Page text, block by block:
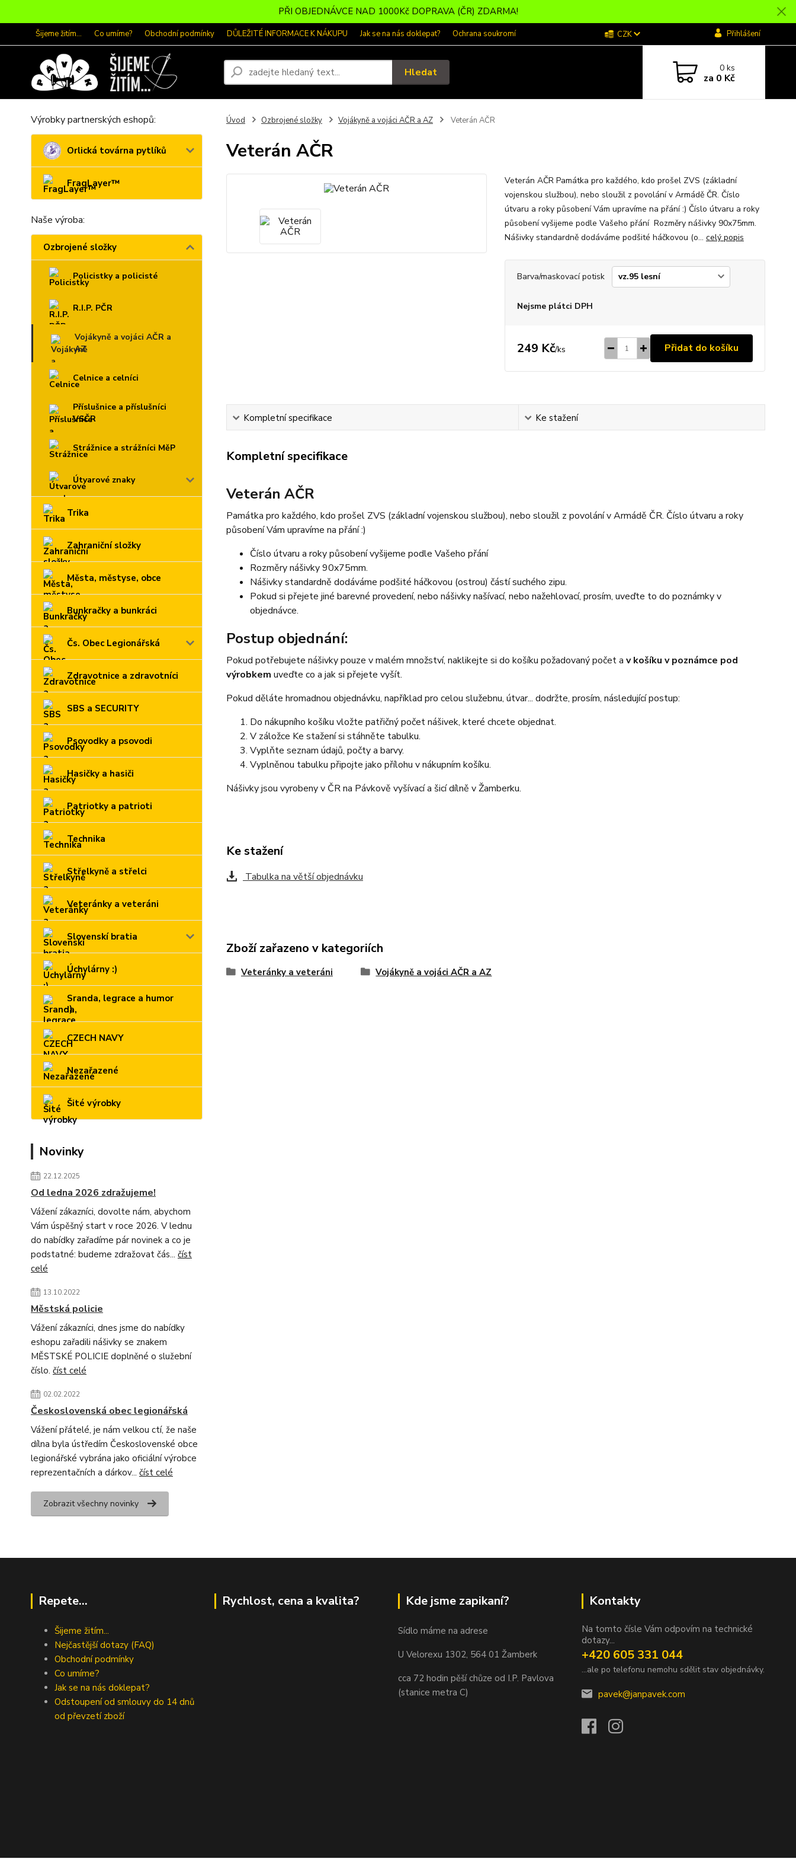
PŘI OBJEDNÁVCE NAD 1000Kč DOPRAVA (ČR) ZDARMA!
Šijeme žitím... Co umíme? Obchodní podmínky DŮLEŽITÉ INFORMACE K NÁKUPU Jak se na nás doklepat? Ochrana soukromí CZK Přihlášení
Hledat 0ks
za 0 Kč
Výrobky partnerských eshopů:
Orlická továrna pytlíků
FragLayer™
Naše výroba:
Ozbrojené složky
Policistky a policisté
R.I.P. PČR
Vojákyně a vojáci AČR a
AZ
Celnice a celníci
Příslušnice a příslušníci
VSČR
Strážnice a strážníci MěP
Útvarové znaky
Trika
Zahraniční složky
Města, městyse, obce
Bunkračky a bunkráci
Čs. Obec Legionářská
Zdravotnice a zdravotníci
SBS a SECURITY
Psovodky a psovodi
Hasičky a hasiči
Patriotky a patrioti
Technika
Střelkyně a střelci
Veteránky a veteráni
Slovenskí bratia
Úchylárny :)
Sranda, legrace a humor
:)
CZECH NAVY
Nezařazené
Šité výrobky
Novinky
22.12.2025
Od ledna 2026 zdražujeme!
Vážení zákazníci, dovolte nám, abychom
Vám úspěšný start v roce 2026. V lednu
do nabídky zařadíme pár novinek a co je
podstatné: budeme zdražovat čás... číst
celé
13.10.2022
Městská policie
Vážení zákazníci, dnes jsme do nabídky
eshopu zařadili nášivky se znakem
MĚSTSKÉ POLICIE doplněné o služební
číslo. číst celé
02.02.2022
Československá obec legionářská
Vážení přátelé, je nám velkou ctí, že naše
dílna byla ústředím Československé obce
legionářské vybrána jako oficiální výrobce
reprezentačních a dárkov... číst celé
Zobrazit všechny novinky
Úvod Ozbrojené složky Vojákyně a vojáci AČR a AZ Veterán AČR
Veterán AČR
Veterán AČR Památka pro každého, kdo prošel ZVS (základní
vojenskou službou), nebo sloužil z povolání v Armádě ČR. Číslo
útvaru a roky působení Vám upravíme na přání :) Číslo útvaru a roky
působení vyšijeme podle Vašeho přání Rozměry nášivky 90x75mm.
Nášivky standardně dodáváme podšité háčkovou (o... celý popis
Barva/maskovací potisk
Nejsme plátci DPH
249 Kč/ks Přidat do košíku
Kompletní specifikace Ke stažení
Kompletní specifikace
Veterán AČR
Památka pro každého, kdo prošel ZVS (základní vojenskou službou), nebo sloužil z povolání v Armádě ČR. Číslo útvaru a roky
působení Vám upravíme na přání :)
Číslo útvaru a roky působení vyšijeme podle Vašeho přání
Rozměry nášivky 90x75mm.
Nášivky standardně dodáváme podšité háčkovou (ostrou) částí suchého zipu.
Pokud si přejete jiné barevné provedení, nebo nášivky našívací, nebo nažehlovací, prosím, uveďte to do poznámky v
objednávce.
Postup objednání:
Pokud potřebujete nášivky pouze v malém množství, naklikejte si do košíku požadovaný počet a v košíku v poznámce pod
výrobkem uveďte co a jak si přejete vyšít.
Pokud děláte hromadnou objednávku, například pro celou služebnu, útvar... dodržte, prosím, následující postup:
Do nákupního košíku vložte patřičný počet nášivek, které chcete objednat.
V záložce Ke stažení si stáhněte tabulku.
Vyplňte seznam údajů, počty a barvy.
Vyplněnou tabulku připojte jako přílohu v nákupním košíku.
Nášivky jsou vyrobeny v ČR na Pávkově vyšívací a šicí dílně v Žamberku.
Ke stažení
Tabulka na větší objednávku
Zboží zařazeno v kategoriích
Veteránky a veteráni Vojákyně a vojáci AČR a AZ
Repete...
Šijeme žitím...
Nejčastější dotazy (FAQ)
Obchodní podmínky
Co umíme?
Jak se na nás doklepat?
Odstoupení od smlouvy do 14 dnů
od převzetí zboží
Rychlost, cena a kvalita? Kde jsme zapikaní?
Sídlo máme na adrese
U Velorexu 1302, 564 01 Žamberk
cca 72 hodin pěší chůze od I.P. Pavlova
(stanice metra C)
Kontakty
Na tomto čísle Vám odpovím na technické
dotazy...
+420 605 331 044
...ale po telefonu nemohu sdělit stav objednávky.
pavek@janpavek.com